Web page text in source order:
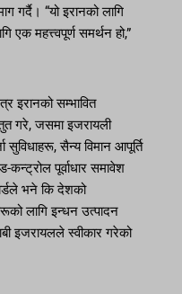
गर्दै। “यो इरानको लागि
एक महत्त्वपूर्ण समर्थन हो,”
इरानको सम्भावित
गरे, जसमा इजरायली
सुविधाहरू, सैन्य विमान आपूर्ति
कन्ट्रोल पूर्वाधार समावेश
भने कि देशको
लागि इन्धन उत्पादन
इजरायलले स्वीकार गरेको